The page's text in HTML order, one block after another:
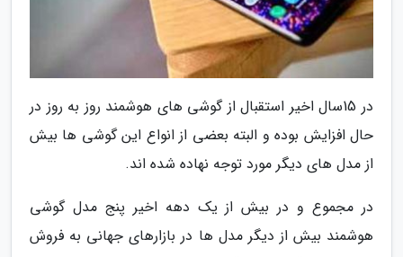
در 15سال اخیر استقبال از گوشی های هوشمند روز به روز در
حال افزایش بوده و البته بعضی از انواع این گوشی ها بیش
از مدل های دیگر مورد توجه نهاده شده اند.
در مجموع و در بیش از یک دهه اخیر پنج مدل گوشی
هوشمند بیش از دیگر مدل ها در بازارهای جهانی به فروش